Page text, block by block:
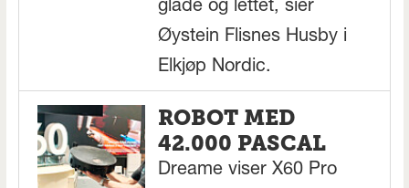
glade og lettet, sier
Øystein Flisnes Husby i
Elkjøp Nordic.
ROBOT MED
42.000 PASCAL
Dreame viser X60 Pro